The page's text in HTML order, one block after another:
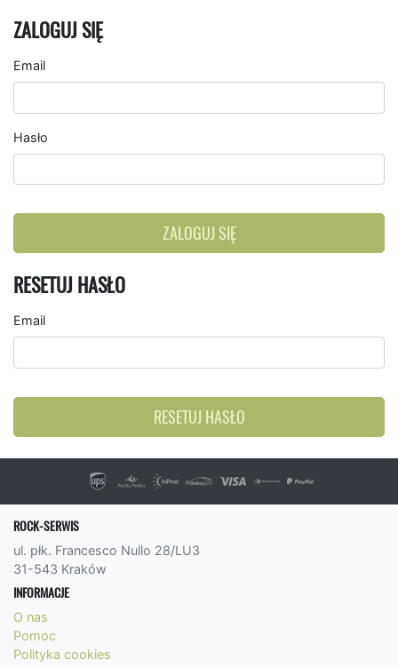
ZALOGUJ SIĘ
Email
Hasło
ZALOGUJ SIĘ
RESETUJ HASŁO
Email
RESETUJ HASŁO
ROCK-SERWIS
ul. płk. Francesco Nullo 28/LU3
31-543 Kraków
INFORMACJE
O nas
Pomoc
Polityka cookies